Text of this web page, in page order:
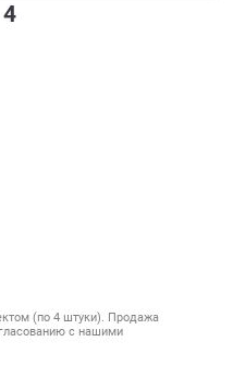
(по 4 штуки). Продажа
с нашими